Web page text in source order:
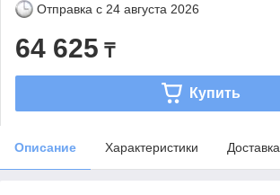
Отправка с 24 августа 2026
64 625 ₸
Купить
Описание Характеристики Доставка